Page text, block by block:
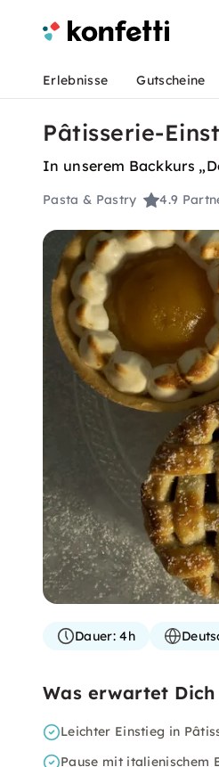
Erlebnisse Gutscheine
Pâtisserie-
In unserem Backkurs
Pasta & Pastry 4.9
Dauer:4h
Was erwartet Dich
Leichter Einstieg in
Pause mit italienischem